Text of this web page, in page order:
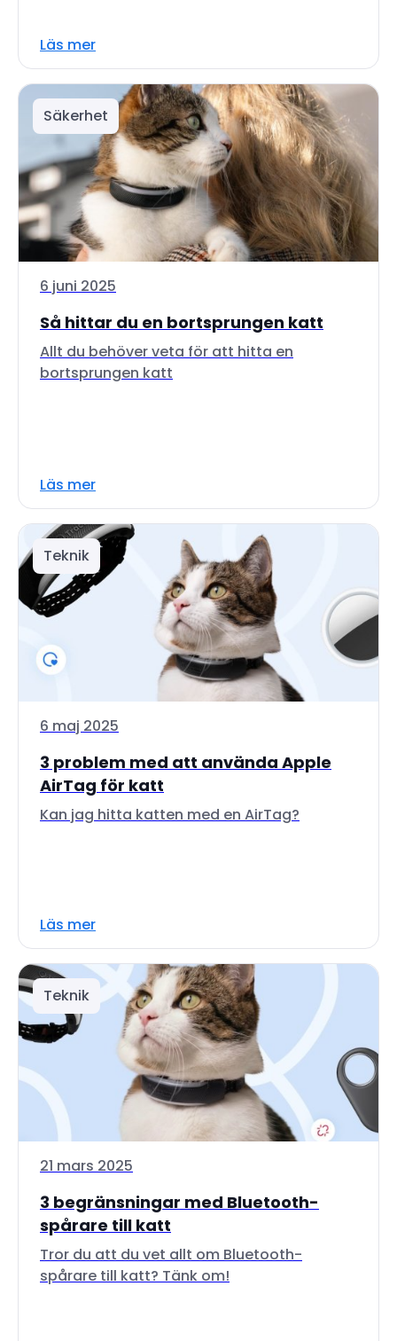
Läs mer
Säkerhet
6 juni 2025
Så hittar du en bortsprungen katt
Allt du behöver veta för att hitta en
bortsprungen katt
Läs mer
Teknik
6 maj 2025
3 problem med att använda Apple
AirTag för katt
Kan jag hitta katten med en AirTag?
Läs mer
Teknik
21 mars 2025
3 begränsningar med Bluetooth-
spårare till katt
Tror du att du vet allt om Bluetooth-
spårare till katt? Tänk om!